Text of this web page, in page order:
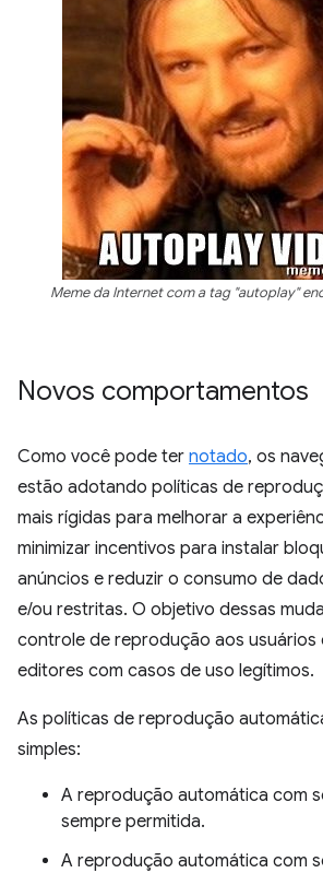
Meme da Internet com a tag "autoplay"
Novos comportamentos
Como você pode ter notado, os
estão adotando políticas de
mais rígidas para melhorar a
minimizar incentivos para instalar
anúncios e reduzir o consumo de
e/ou restritas. O objetivo dessas
controle de reprodução aos usuários
editores com casos de uso legítimos.
As políticas de reprodução
simples:
A reprodução automática com
sempre permitida.
A reprodução automática com